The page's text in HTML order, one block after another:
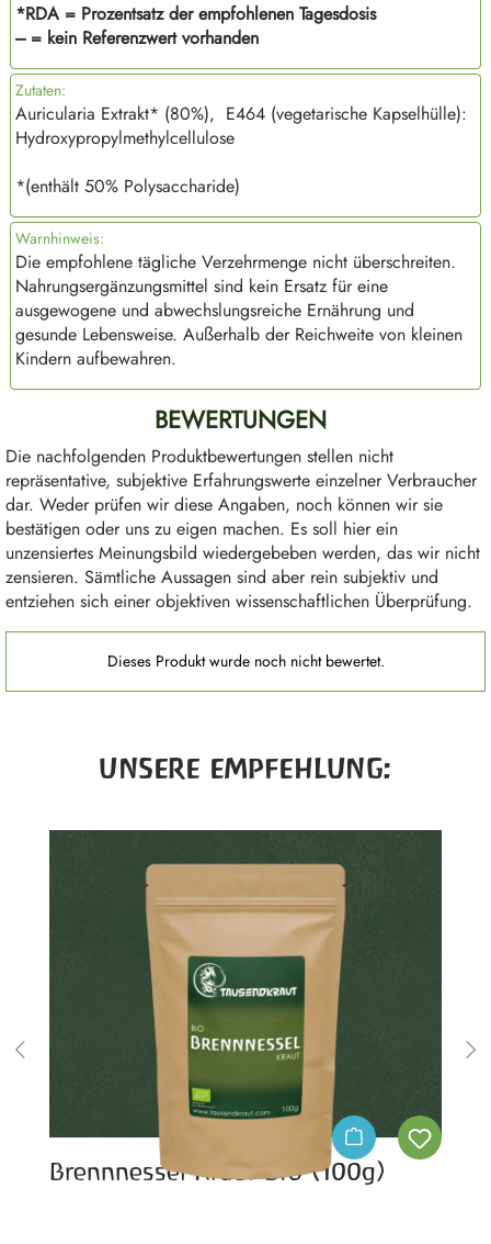
*RDA = Prozentsatz der empfohlenen Tagesdosis
--- = kein Referenzwert vorhanden
Zutaten:
Auricularia Extrakt* (80%), E464 (vegetarische Kapselhülle):
Hydroxypropylmethylcellulose
*(enthält 50% Polysaccharide)
Warnhinweis:
Die empfohlene tägliche Verzehrmenge nicht überschreiten.
Nahrungsergänzungsmittel sind kein Ersatz für eine
ausgewogene und abwechslungsreiche Ernährung und
gesunde Lebensweise. Außerhalb der Reichweite von kleinen
Kindern aufbewahren.
BEWERTUNGEN
Die nachfolgenden Produktbewertungen stellen nicht
repräsentative, subjektive Erfahrungswerte einzelner Verbraucher
dar. Weder prüfen wir diese Angaben, noch können wir sie
bestätigen oder uns zu eigen machen. Es soll hier ein
unzensiertes Meinungsbild wiedergebeben werden, das wir nicht
zensieren. Sämtliche Aussagen sind aber rein subjektiv und
entziehen sich einer objektiven wissenschaftlichen Überprüfung.
UNSERE EMPFEHLUNG:
Brennnessel Kraut BIO (100g)